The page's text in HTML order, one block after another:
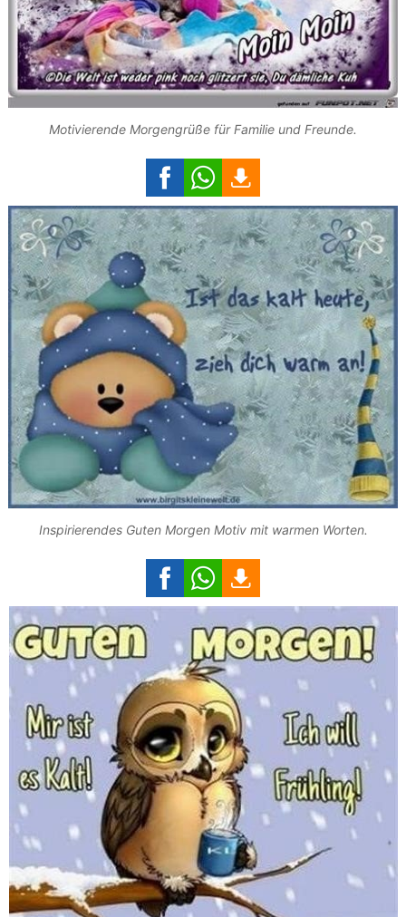
Motivierende Morgengrüße für Familie und Freunde.
Inspirierendes Guten Morgen Motiv mit warmen Worten.